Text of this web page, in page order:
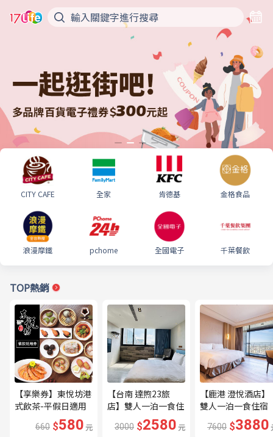
CITY CAFE 全家 肯德基 金格食品
浪漫摩鐵 pchome 全國電子 千葉餐飲
TOP熱銷
【享樂券】東悅坊港
式飲茶-平假日適用
660元餐飲抵用券(含
服務費)台南/高雄
660 $580元
【台南 達煦23旅
店】雙人一泊一食住
宿券---🔥近海安路
商圈🔥
3000 $2580元
【鹿港 澄悅酒店】
雙人一泊一食住宿
券---🔥平日限量升
等家庭房、贈兩小
7600 $3880